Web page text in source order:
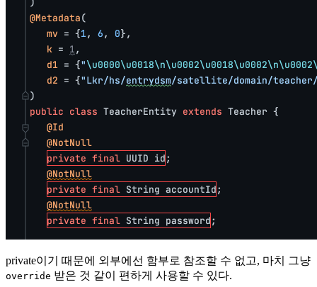
private이기 때문에 외부에선 함부로 참조할 수 없고, 마치 그냥
override 받은 것 같이 편하게 사용할 수 있다.